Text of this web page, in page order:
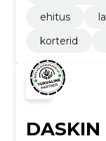
ehitus
korterid
DASKIN